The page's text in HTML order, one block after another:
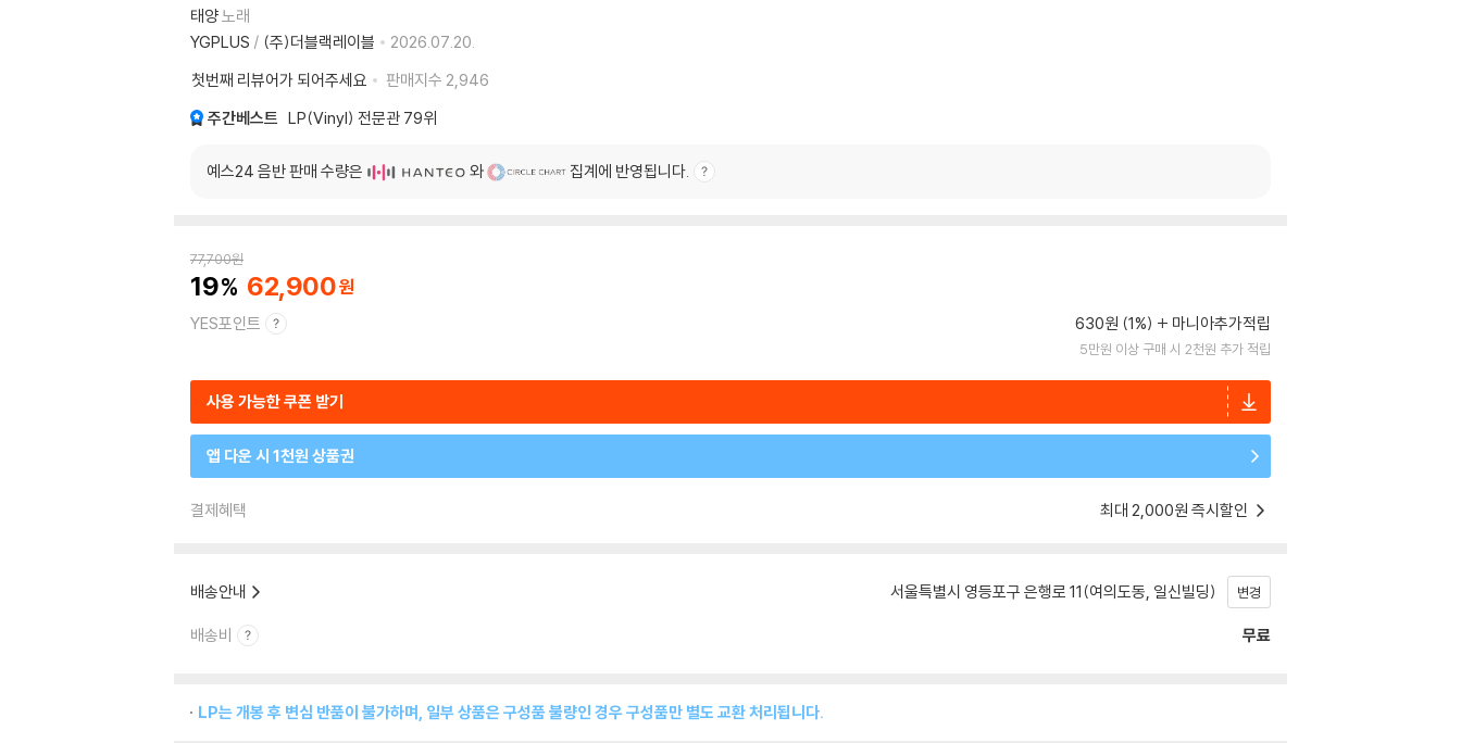
태양노래
YGPLUS / (주)더블랙레이블
2026.07.20.
첫번째 리뷰어가 되어주세요
판매지수 2,946
주간베스트 LP(Vinyl) 전문관 79위
예스24 음반 판매 수량은 와 집계에 반영됩니다.
77,700원
19 62,900
YES포인트 630원 (1%) 마니아추가적립
5만원 이상 구매 시 2천원 추가 적립
사용 가능한 쿠폰 받기
앱 다운 시 1천원 상품권
결제혜택 최대 2,000원 즉시할인
배송안내 서울특별시 영등포구 은행로 11(여의도동, 일신빌딩) 변경
배송비 무료
LP는 개봉 후 변심 반품이 불가하며, 일부 상품은 구성품 불량인 경우 구성품만 별도 교환 처리됩니다.